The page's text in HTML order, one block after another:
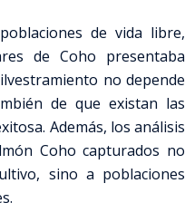
de vida libre,
de Coho presentaba
no depende
de que existan las
Además, los análisis
Coho capturados no
sino a poblaciones